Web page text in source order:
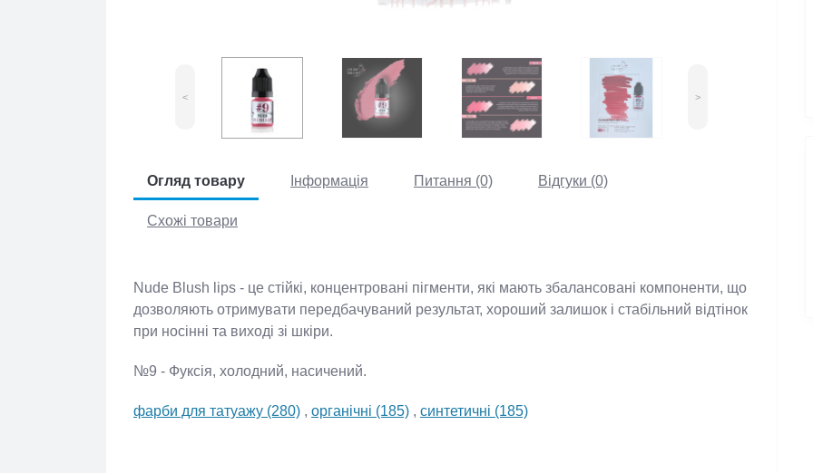
< >
Огляд товару Інформація Питання (0)
Відгуки (0)
Схожі товари
Nude Blush lips - це стійкі, концентровані пігменти, які мають збалансовані
компоненти, що дозволяють отримувати передбачуваний результат, хороший
залишок і стабільний відтінок при носінні та виході зі шкіри.
№9 - Фуксія, холодний, насичений.
фарби для татуажу (280) ,органічні (185) ,синтетичні (185)